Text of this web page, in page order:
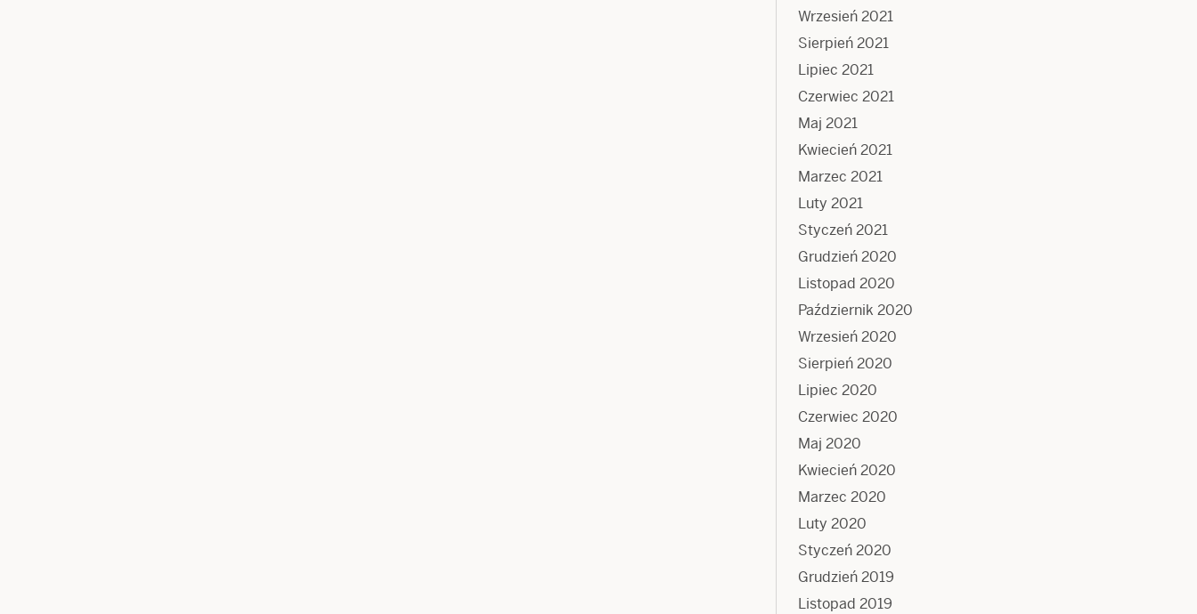
Wrzesień 2021
Sierpień 2021
Lipiec 2021
Czerwiec 2021
Maj 2021
Kwiecień 2021
Marzec 2021
Luty 2021
Styczeń 2021
Grudzień 2020
Listopad 2020
Październik 2020
Wrzesień 2020
Sierpień 2020
Lipiec 2020
Czerwiec 2020
Maj 2020
Kwiecień 2020
Marzec 2020
Luty 2020
Styczeń 2020
Grudzień 2019
Listopad 2019